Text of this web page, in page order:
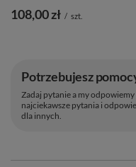
108,00 zł / szt.
Potrzebujesz
Zadaj pytanie a my odpowiemy
najciekawsze pytania i
dla innych.